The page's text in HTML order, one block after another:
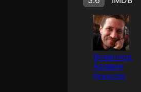
Всеволод
Аравин
Режиссёр